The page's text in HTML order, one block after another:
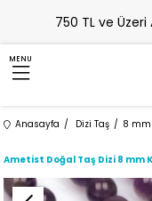
750 TL ve
MENU
Anasayfa Dizi Taş 8 mm
Ametist Doğal Taş Dizi 8 mm